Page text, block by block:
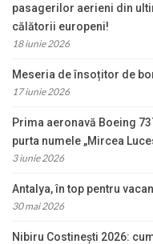
pasagerilor aerieni din
călătorii europeni!
18 iunie 2026
Meseria de însoțitor de
17 iunie 2026
Prima aeronavă Boeing
purta numele „Mircea
3 iunie 2026
Antalya, în top pentru
30 mai 2026
Nibiru Costinești 2026: